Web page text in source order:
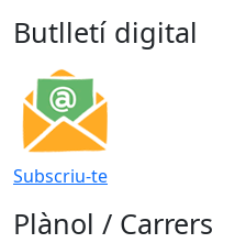
Butlletí digital
Subscriu-te
Plànol / Carrers